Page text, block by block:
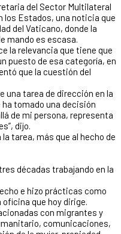
del Sector Multilateral
los Estados, una noticia que
del Vaticano, donde la
mando es escasa.
la relevancia que tiene que
puesto de esa categoría, en
que la cuestión del
una tarea de dirección en la
tomado una decisión
de mi persona, representa
dijo.
tarea, más que al hecho de
décadas trabajando en la
e hizo prácticas como
oficina que hoy dirige.
con migrantes y
comunicaciones,